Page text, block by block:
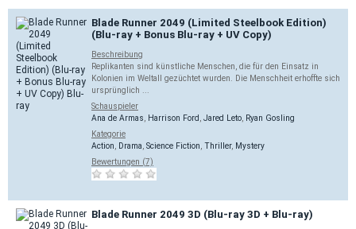
Blade Runner 2049 (Limited Steelbook Edition)
(Blu-ray + Bonus Blu-ray + UV Copy)
Beschreibung
Replikanten sind künstliche Menschen, die für den Einsatz in
Kolonien im Weltall gezüchtet wurden. Die Menschheit erhoffte sich
ursprünglich ...
Schauspieler
Ana de Armas
Harrison Ford Jared Leto
Ryan Gosling
Kategorie
Action
Drama Science Fiction Thriller, Mystery
Bewertungen (7)
Blade Runner 2049 3D (Blu-ray 3D + Blu-ray)